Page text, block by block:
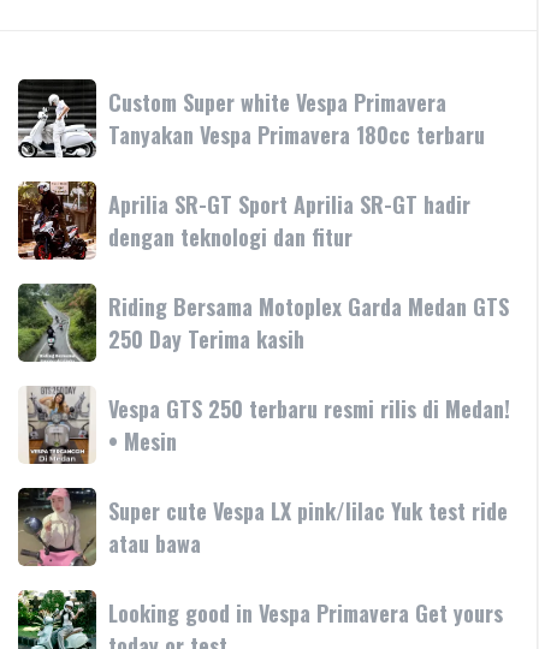
Custom
Super
white
Vespa
Primavera
Tanyakan
Vespa
Primavera
180cc
terbaru
Custom Super white Vespa Primavera
Tanyakan Vespa Primavera 180cc terbaru
Aprilia
SR-
GT
Sport
Aprilia
SR-
GT
hadir
dengan
teknologi
dan
fitur
Aprilia SR-GT Sport Aprilia SR-GT hadir
dengan teknologi dan fitur
Riding
Bersama
Motoplex
Garda
Medan
GTS
250
Day
Terima
kasih
Riding Bersama Motoplex Garda Medan GTS
250 Day Terima kasih
Vespa
GTS
250
terbaru
resmi
rilis
di
Medan!
•
Vespa GTS 250 terbaru resmi rilis di Medan!
• Mesin
Super
cute
Vespa
LX
pink/lilac
Super cute Vespa LX pink/lilac Yuk test ride
atau bawa
Looking
good
Looking good in Vespa Primavera Get yours